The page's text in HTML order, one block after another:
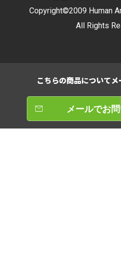
Copyright©2009 Human
All Rights
こちらの商品について
メールでお